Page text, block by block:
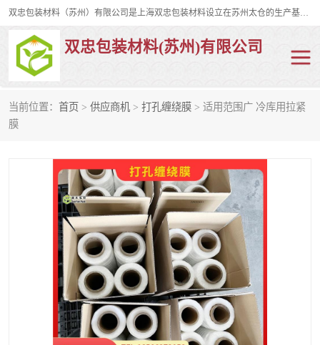
双忠包装材料（苏州）有限公司是上海双忠包装材料设立在苏州太仓的生产基地，占地约2万平米，产品主要有打孔缠绕膜，拉伸蜂窝纸，集装箱充气袋，滑托板，打包带，裹包网兜，防滑纸等箱体和托盘的运输和保护性包材。固永包材®，GooYon Pack®，是我们保护性包装材料的专属品牌。
双忠包装材料(苏州)有限公司
当前位置： 首页 > 供应商机 > 打孔缠绕膜 > 适用范围广 冷库用拉紧
膜
裹包网兜 纤维打包带
充气袋
缠绕膜
托盘裹包网兜
托盘捆绑带